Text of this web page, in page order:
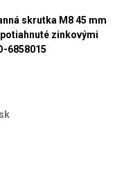
skrutka M8 45 mm
zinkovými
6858015